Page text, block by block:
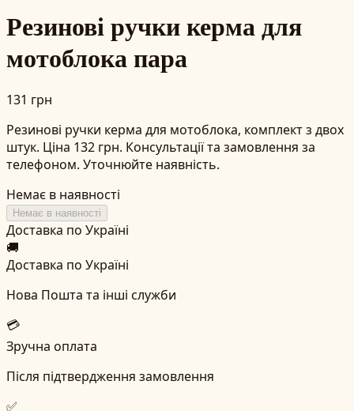
Резинові ручки керма для
мотоблока пара
131 грн
Резинові ручки керма для мотоблока, комплект з двох
штук. Ціна 132 грн. Консультації та замовлення за
телефоном. Уточнюйте наявність.
Немає в наявності
Немає в наявності
Доставка по Україні
🚚
Доставка по Україні
Нова Пошта та інші служби
💳
Зручна оплата
Після підтвердження замовлення
✅